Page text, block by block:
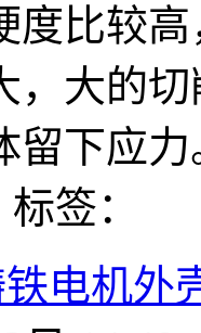
度比较
，大的
留下应力
标签：
电机外